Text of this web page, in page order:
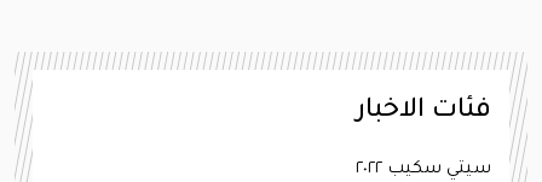
فئات الاخبار
سيتي سكيب ٢٠٢٢